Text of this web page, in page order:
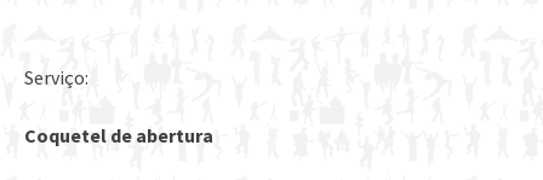
Serviço:
Coquetel de abertura